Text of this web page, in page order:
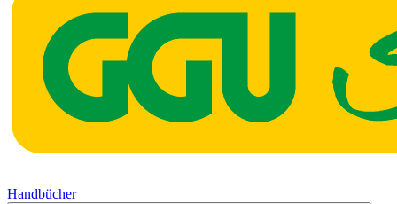
Handbücher